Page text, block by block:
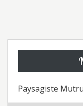
Paysagiste